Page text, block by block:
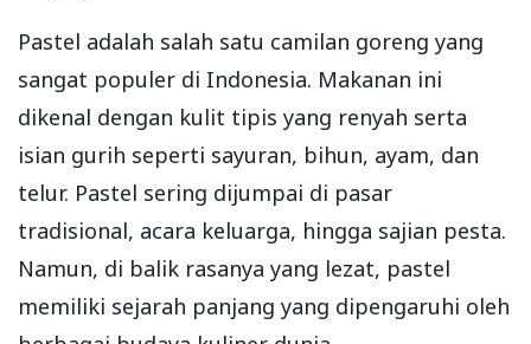
Pastel adalah salah satu camilan goreng yang
sangat populer di Indonesia. Makanan ini
dikenal dengan kulit tipis yang renyah serta
isian gurih seperti sayuran, bihun, ayam, dan
telur. Pastel sering dijumpai di pasar
tradisional, acara keluarga, hingga sajian pesta.
Namun, di balik rasanya yang lezat, pastel
memiliki sejarah panjang yang dipengaruhi oleh